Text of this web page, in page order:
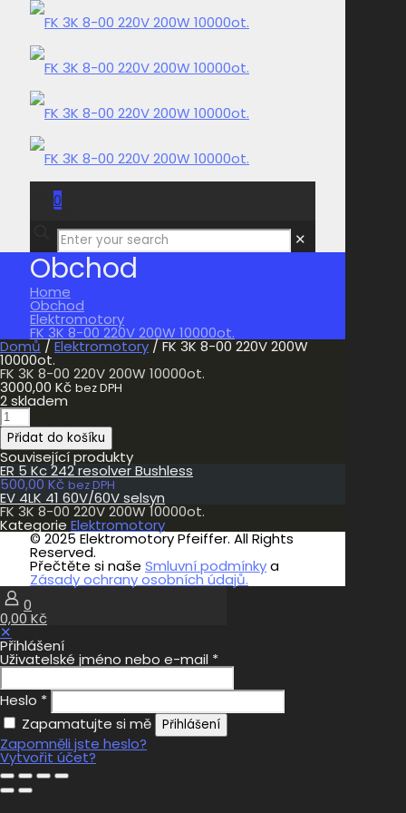
0
0,00 Kč
✕
Obchod
Home
Obchod
Elektromotory
FK 3K 8-00 220V 200W 10000ot.
Domů / Elektromotory / FK 3K 8-00 220V 200W
10000ot.
FK 3K 8-00 220V 200W 10000ot.
3000,00 Kč bez DPH
2 skladem
FK
3K
8-
00
220V
200W
10000ot.
množství
Přidat do košíku
Související produkty
ER 5 Kc 242 resolver Bushless
500,00 Kč bez DPH
EV 4LK 41 60V/60V selsyn
FK 3K 8-00 220V 200W 10000ot.
Kategorie Elektromotory
© 2025 Elektromotory Pfeiffer. All Rights
Reserved.
Přečtěte si naše Smluvní podmínkya
Zásady ochrany osobních údajů.
0
0,00 Kč
✕
Přihlášení
Uživatelské jméno nebo e-mail *
Heslo *
Zapamatujte si mě
Přihlášení
Zapomněli jste heslo?
Vytvořit účet?